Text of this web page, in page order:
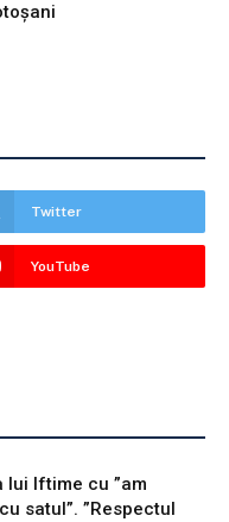
Twitter
YouTube
lui Iftime cu ”am
satul”. ”Respectul